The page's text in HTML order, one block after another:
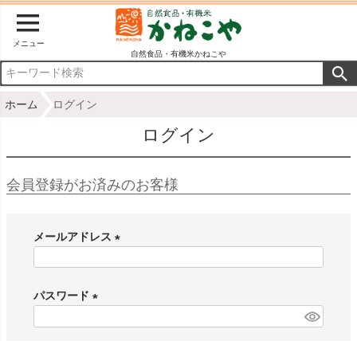
メニュー
自然食品・有機米かねこや
ホーム ログイン
ログイン
会員登録がお済みのお客様
メールアドレス
パスワード